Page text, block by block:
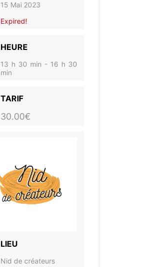
15 Mai 2023
Expired!
HEURE
13 h 30 min - 16 h 30
min
TARIF
30.00€
LIEU
Nid de créateurs